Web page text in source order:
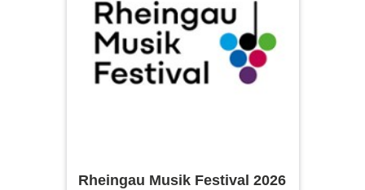
Rheingau Musik Festival 2026